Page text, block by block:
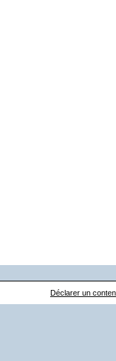
Déclarer un